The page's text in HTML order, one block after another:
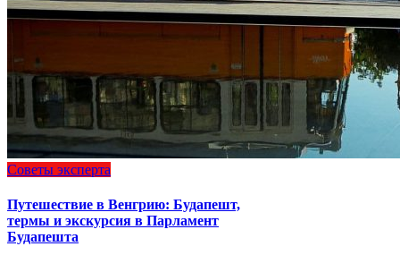
Советы эксперта
Путешествие в Венгрию: Будапешт,
термы и экскурсия в Парламент
Будапешта